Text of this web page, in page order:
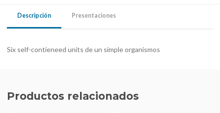
Descripción Presentaciones
Six self-contieneed units de un simple organismos
Productos relacionados